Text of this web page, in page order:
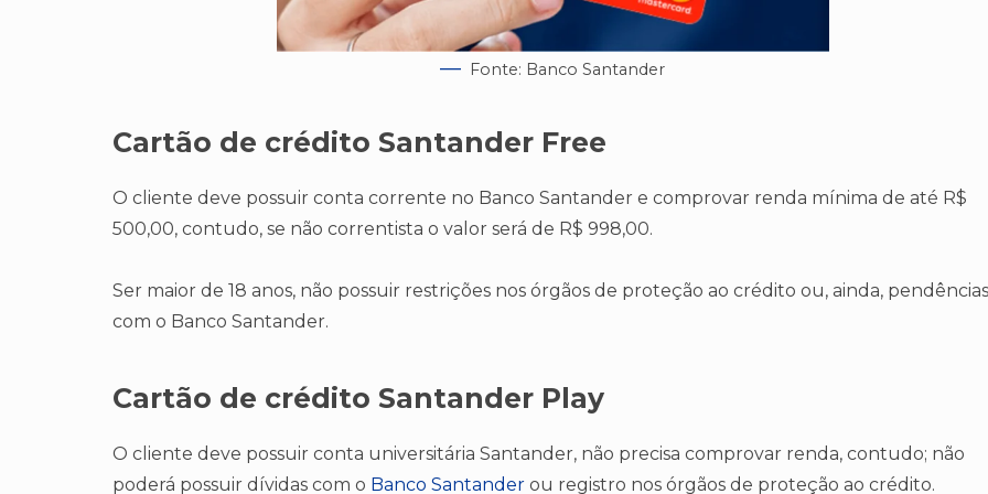
Fonte: Banco Santander
Cartão de crédito Santander Free
O cliente deve possuir conta corrente no Banco Santander e comprovar renda mínima de até R$
500,00, contudo, se não correntista o valor será de R$ 998,00.
Ser maior de 18 anos, não possuir restrições nos órgãos de proteção ao crédito ou, ainda, pendências
com o Banco Santander.
Cartão de crédito Santander Play
O cliente deve possuir conta universitária Santander, não precisa comprovar renda, contudo; não
poderá possuir dívidas com o Banco Santander ou registro nos órgãos de proteção ao crédito.